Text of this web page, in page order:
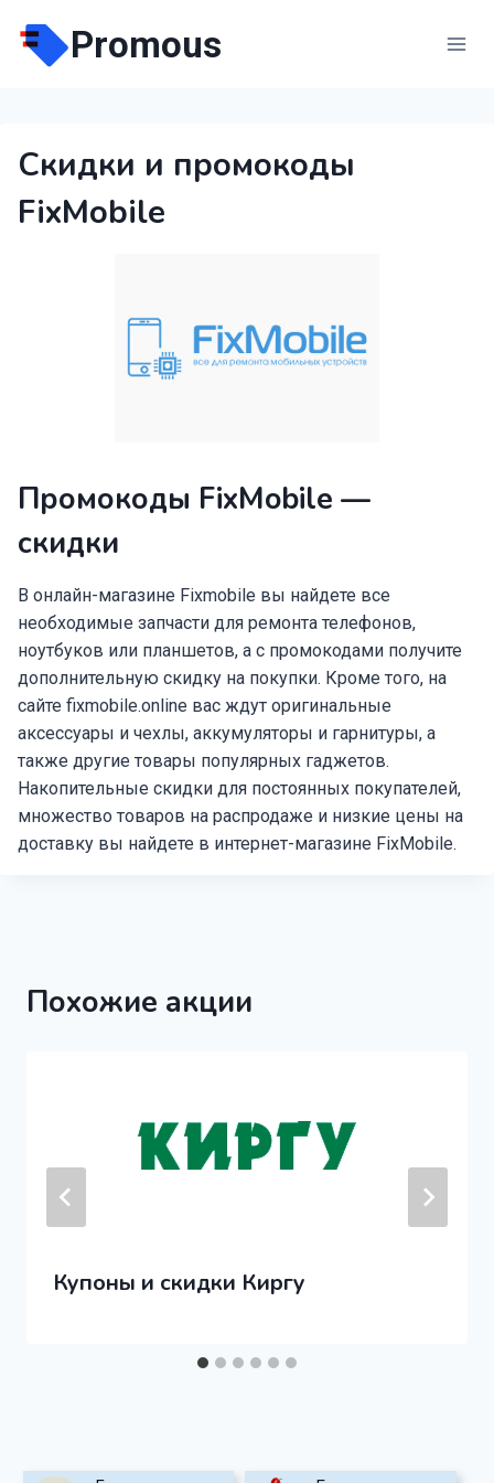
содержимому
Promous
Скидки и промокоды
FixMobile
Промокоды FixMobile —
скидки
В онлайн-магазине Fixmobile вы найдете все
необходимые запчасти для ремонта телефонов,
ноутбуков или планшетов, а с промокодами получите
дополнительную скидку на покупки. Кроме того, на
сайте fixmobile.online вас ждут оригинальные
аксессуары и чехлы, аккумуляторы и гарнитуры, а
также другие товары популярных гаджетов.
Накопительные скидки для постоянных покупателей,
множество товаров на распродаже и низкие цены на
доставку вы найдете в интернет-магазине FixMobile.
Похожие акции
Купоны и скидки Киргу